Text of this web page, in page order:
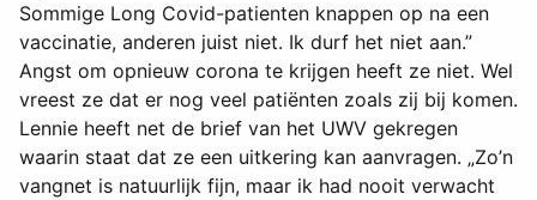
Sommige Long Covid-patienten knappen op na een
vaccinatie, anderen juist niet. Ik durf het niet aan.”
Angst om opnieuw corona te krijgen heeft ze niet. Wel
vreest ze dat er nog veel patiënten zoals zij bij komen.
Lennie heeft net de brief van het UWV gekregen
waarin staat dat ze een uitkering kan aanvragen. „Zo’n
vangnet is natuurlijk fijn, maar ik had nooit verwacht